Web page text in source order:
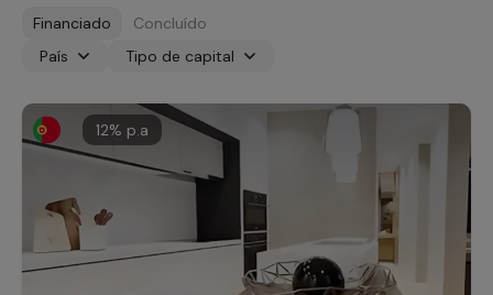
Financiado
Concluído
País
Tipo de capital
12% p.a